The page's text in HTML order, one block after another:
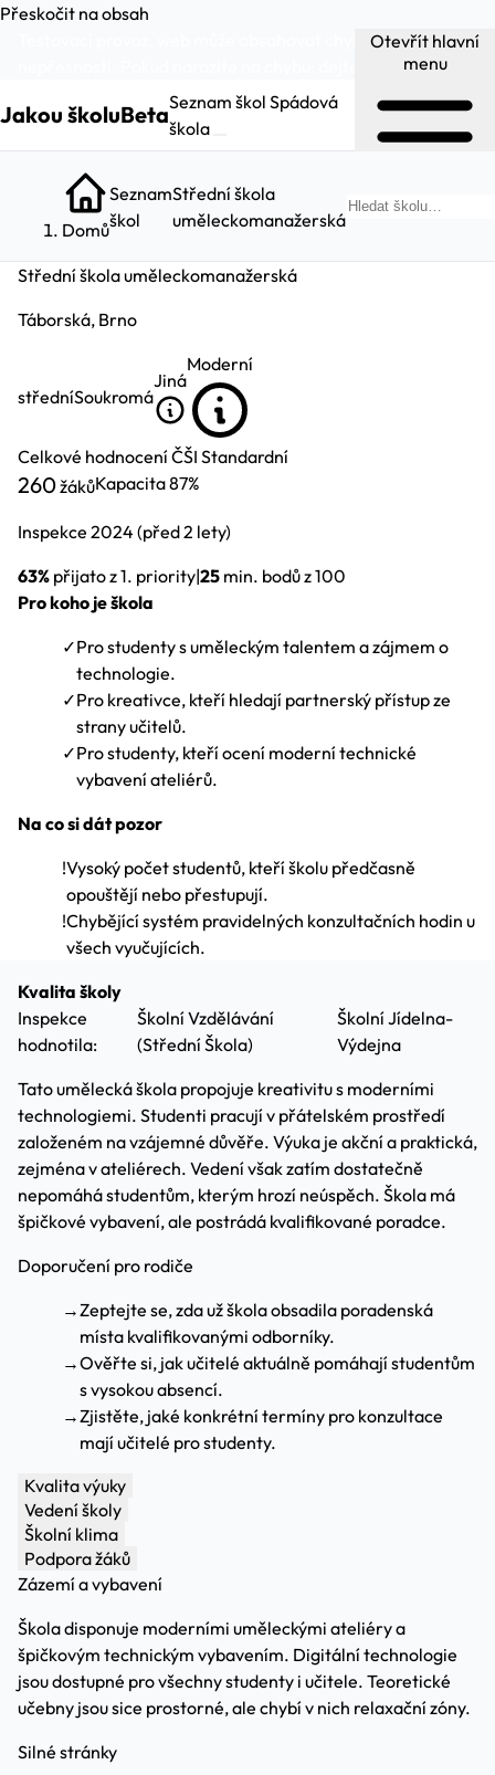
Přeskočit na obsah
Testovací provoz, web může obsahovat chyby a
dejte nám vědět.
Jakou školuBetaSeznam škol Spádová
škola
Otevřít hlavní
menu
Domů
Seznam
škol
Střední škola
uměleckomanažerská
Střední škola uměleckomanažerská
Táborská, Brno
středníSoukromá
Jiná
Moderní
Celkové hodnocení ČŠI Standardní
260žákůKapacita87%
Inspekce 2024 (před 2 lety)
63% přijato z 1. priority|25 min. bodů z 100
Pro koho je škola
✓Pro studenty s uměleckým talentem a zájmem o
technologie.
✓Pro kreativce, kteří hledají partnerský přístup ze
strany učitelů.
✓Pro studenty, kteří ocení moderní technické
vybavení ateliérů.
Na co si dát pozor
!Vysoký počet studentů, kteří školu předčasně
opouštějí nebo přestupují.
!Chybějící systém pravidelných konzultačních hodin u
všech vyučujících.
Kvalita školy
Inspekce
hodnotila:
Školní Vzdělávání
(Střední Škola)
Školní Jídelna-
Výdejna
Tato umělecká škola propojuje kreativitu s moderními
technologiemi. Studenti pracují v přátelském prostředí
založeném na vzájemné důvěře. Výuka je akční a praktická,
zejména v ateliérech. Vedení však zatím dostatečně
nepomáhá studentům, kterým hrozí neúspěch. Škola má
špičkové vybavení, ale postrádá kvalifikované poradce.
Doporučení pro rodiče
→Zeptejte se, zda už škola obsadila poradenská
místa kvalifikovanými odborníky.
→Ověřte si, jak učitelé aktuálně pomáhají studentům
s vysokou absencí.
→Zjistěte, jaké konkrétní termíny pro konzultace
mají učitelé pro studenty.
Kvalita výuky
Vedení školy
Školní klima
Podpora žáků
Zázemí a vybavení
Škola disponuje moderními uměleckými ateliéry a
špičkovým technickým vybavením. Digitální technologie
jsou dostupné pro všechny studenty i učitele. Teoretické
učebny jsou sice prostorné, ale chybí v nich relaxační zóny.
Silné stránky